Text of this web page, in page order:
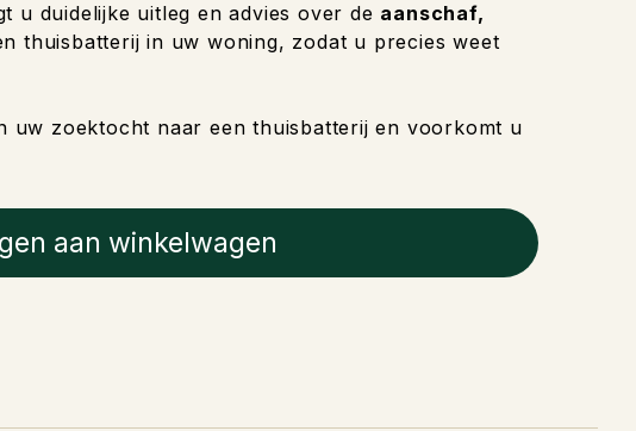
u duidelijke uitleg en advies over de aanschaf,
thuisbatterij in uw woning, zodat u precies weet
uw zoektocht naar een thuisbatterij en voorkomt u
aan winkelwagen